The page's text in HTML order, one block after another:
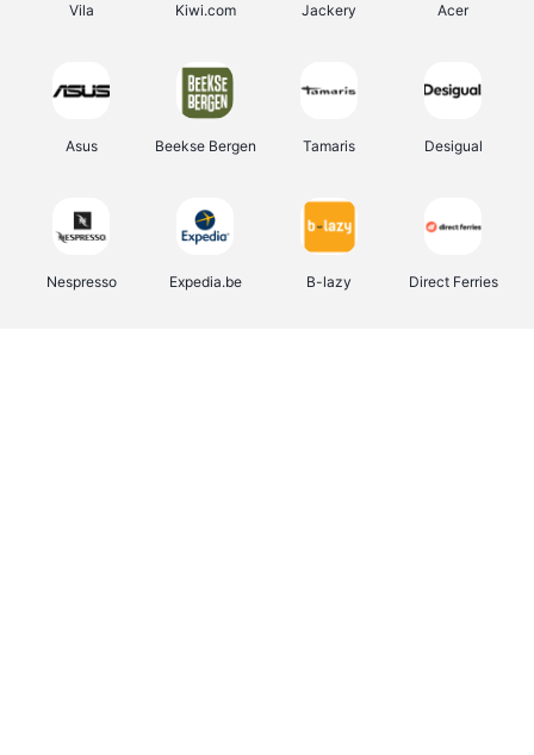
Vila Kiwi.com Jackery Acer
Asus Beekse Bergen Tamaris Desigual
Nespresso Expedia.be B-lazy Direct Ferries